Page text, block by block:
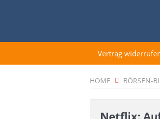
Vertrag
HOME BÖRSEN-
Netflix: